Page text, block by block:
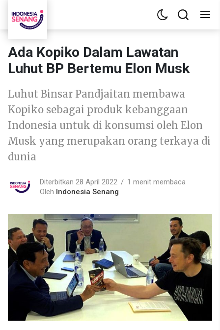
Ada Kopiko Dalam Lawatan
Luhut BP Bertemu Elon Musk
Luhut Binsar Pandjaitan membawa
Kopiko sebagai produk kebanggaan
Indonesia untuk di konsumsi oleh Elon
Musk yang merupakan orang terkaya di
dunia
Diterbitkan 28 April 2022
1 menit membaca
Oleh Indonesia Senang